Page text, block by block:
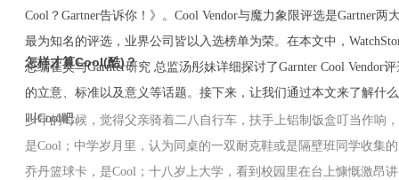
Cool？Gartner告诉你！》。Cool Vendor与魔力象限评选是Gartner两
最为知名的评选，业界公司皆以入选榜单为荣。在本文中，
总编崔昊与Garnter研究 总监汤彤妹详细探讨了Garnter Cool Vendor评
的立意、标准以及意义等话题。接下来，让我们通过本文来了解什么
叫Cool吧。
怎样才算Cool(酷)？
少年的时候，觉得父亲骑着二八自行车，扶手上铝制饭盒叮当作响，
是Cool； 中学岁月里，认为同桌的一双耐克鞋或是隔壁班同学收集的
乔丹篮球卡，是Cool； 十八岁上大学，看到校园里在台上慷慨激昂讲